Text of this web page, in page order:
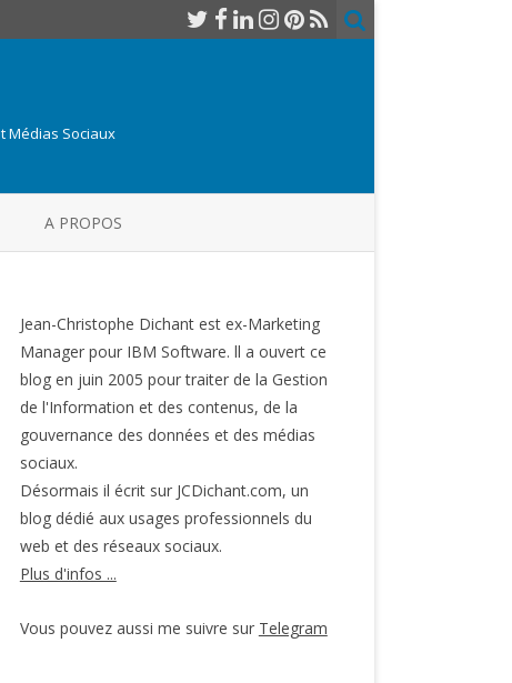
Médias Sociaux
A PROPOS
Jean-Christophe Dichant est ex-Marketing
Manager pour IBM Software. ll a ouvert ce
blog en juin 2005 pour traiter de la Gestion
de l'Information et des contenus, de la
gouvernance des données et des médias
sociaux.
Désormais il écrit sur JCDichant.com, un
blog dédié aux usages professionnels du
web et des réseaux sociaux.
Plus d'infos ...
Vous pouvez aussi me suivre sur Telegram